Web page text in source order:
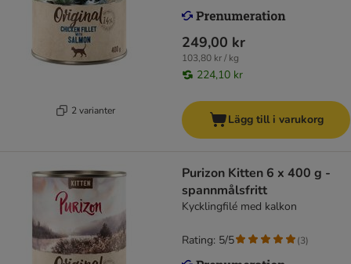
2 varianter
249,00 kr
103,80 kr / kg
224,10 kr
Lägg till i varukorg
Purizon Kitten 6 x 400 g -
spannmålsfritt
Kycklingfilé med kalkon
Rating: 5/5 (3)